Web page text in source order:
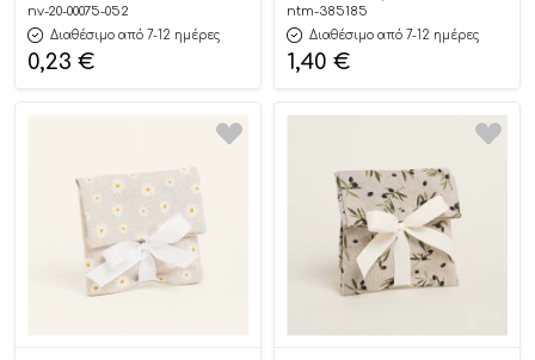
nv-20-00075-052
Διαθέσιμο από 7-12 ημέρες
0,23 €
Αυτοκινητάκια σε Γκρι
Φόντο ( 12εκ. x 17εκ. ) |
385185 Ntampoudis
ntm-385185
Διαθέσιμο από 7-12 ημέρες
1,40 €